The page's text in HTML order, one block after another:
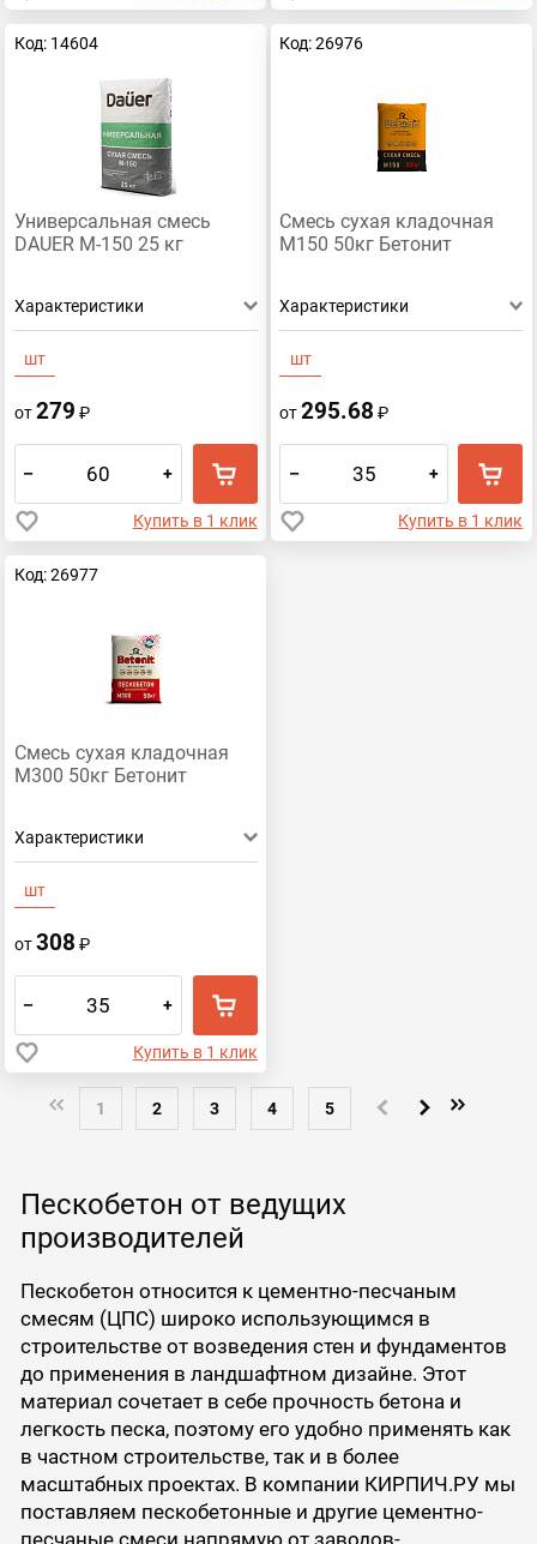
Код: 14604
Универсальная смесь
DAUER М-150 25 кг
Характеристики
шт
от279 ₽
– +
Купить в 1 клик
Код: 26976
Смесь сухая кладочная
М150 50кг Бетонит
Характеристики
шт
от295.68 ₽
– +
Купить в 1 клик
Код: 26977
Смесь сухая кладочная
М300 50кг Бетонит
Характеристики
шт
от308 ₽
– +
Купить в 1 клик
1 2 3 4 5
Пескобетон от ведущих
производителей
Пескобетон относится к цементно-песчаным
смесям (ЦПС) широко использующимся в
строительстве от возведения стен и фундаментов
до применения в ландшафтном дизайне. Этот
материал сочетает в себе прочность бетона и
легкость песка, поэтому его удобно применять как
в частном строительстве, так и в более
масштабных проектах. В компании КИРПИЧ.РУ мы
поставляем пескобетонные и другие цементно-